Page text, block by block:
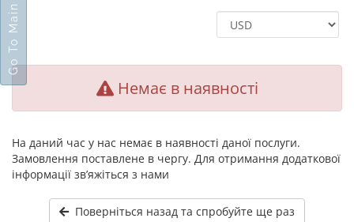
Немає в наявності
На даний час у нас немає в наявності даної послуги.
Замовлення поставлене в чергу. Для отримання додаткової
інформації зв’яжіться з нами
Поверніться назад та спробуйте ще раз
Go To Main Site